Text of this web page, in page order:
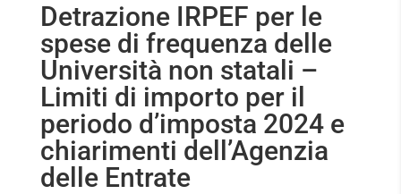
Detrazione IRPEF per le
spese di frequenza delle
Università non statali –
Limiti di importo per il
periodo d’imposta 2024 e
chiarimenti dell’Agenzia
delle Entrate